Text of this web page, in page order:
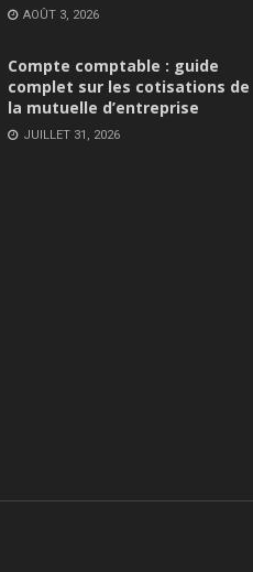
AOÛT 3, 2026
Compte comptable : guide
complet sur les cotisations de
la mutuelle d’entreprise
JUILLET 31, 2026